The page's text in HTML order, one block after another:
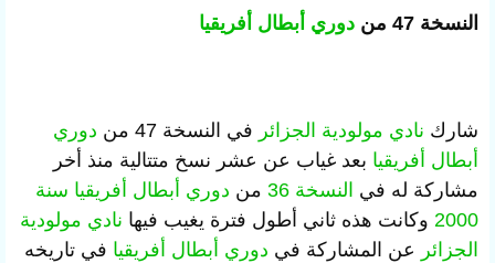
النسخة 47 من
دوري أبطال أفريقيا
شارك نادي مولودية الجزائر في النسخة 47 من
دوري
أبطال أفريقيا بعد غياب عن عشر نسخ متتالية منذ أخر
مشاركة له في النسخة 36 من دوري أبطال أفريقيا سنة
2000 وكانت هذه ثاني أطول فترة يغيب فيها نادي مولودية
الجزائر عن المشاركة في دوري أبطال أفريقيا في تاريخه